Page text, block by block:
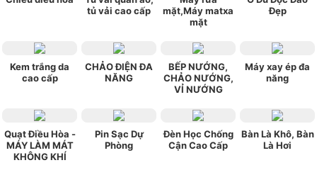
tủ vải cao cấp
mặt,Máy matxa
mặt
Đẹp
Kem trắng da
cao cấp
CHẢO ĐIỆN ĐA
NĂNG
BẾP NƯỚNG,
CHẢO NƯỚNG,
VỈ NƯỚNG
Máy xay ép đa
năng
Quạt Điều Hòa -
MÁY LÀM MÁT
KHÔNG KHÍ
Pin Sạc Dự
Phòng
Đèn Học Chống
Cận Cao Cấp
Bàn Là Khô, Bàn
Là Hơi